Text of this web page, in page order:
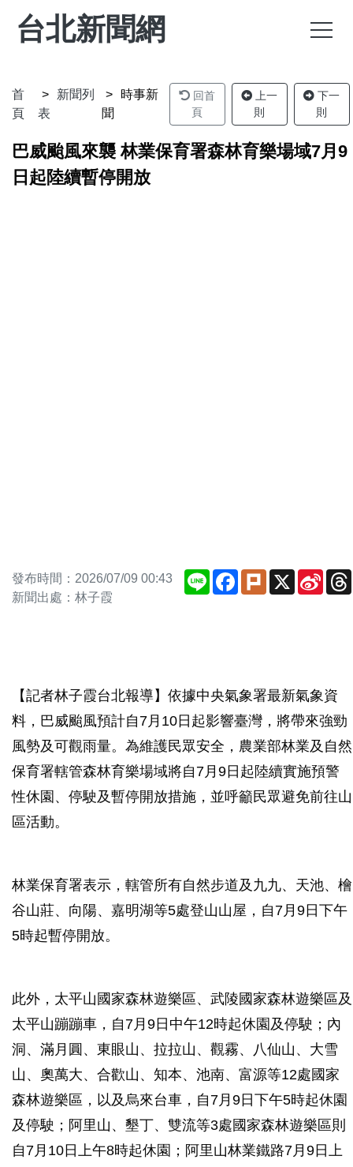
台北新聞網
首
頁
新聞列
表
時事新
聞
回首
頁
上一
則
下一
則
巴威颱風來襲 林業保育署森林育樂場域7月9
日起陸續暫停開放
發布時間：2026/07/09 00:43
新聞出處：林子霞
Line Facebook
Plurk X
Sina
【記者林子霞台北報導】依據中央氣象署最新氣象資
料，巴威颱風預計自7月10日起影響臺灣，將帶來強勁
風勢及可觀雨量。為維護民眾安全，農業部林業及自然
保育署轄管森林育樂場域將自7月9日起陸續實施預警
性休園、停駛及暫停開放措施，並呼籲民眾避免前往山
區活動。
林業保育署表示，轄管所有自然步道及九九、天池、檜
谷山莊、向陽、嘉明湖等5處登山山屋，自7月9日下午
5時起暫停開放。
此外，太平山國家森林遊樂區、武陵國家森林遊樂區及
太平山蹦蹦車，自7月9日中午12時起休園及停駛；內
洞、滿月圓、東眼山、拉拉山、觀霧、八仙山、大雪
山、奧萬大、合歡山、知本、池南、富源等12處國家
森林遊樂區，以及烏來台車，自7月9日下午5時起休園
及停駛；阿里山、墾丁、雙流等3處國家森林遊樂區則
自7月10日上午8時起休園；阿里山林業鐵路7月9日上